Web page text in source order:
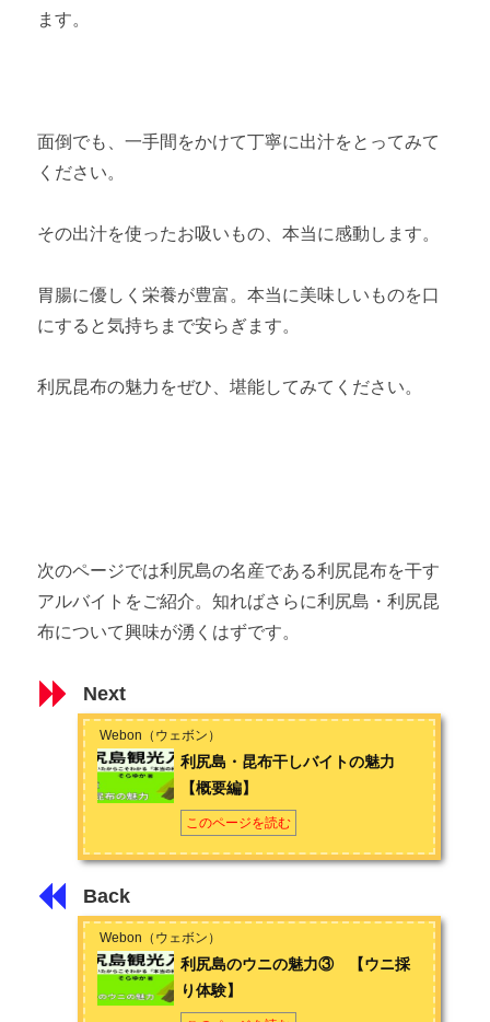
ます。
面倒でも、一手間をかけて丁寧に出汁をとってみて
ください。
その出汁を使ったお吸いもの、本当に感動します。
胃腸に優しく栄養が豊富。本当に美味しいものを口
にすると気持ちまで安らぎます。
利尻昆布の魅力をぜひ、堪能してみてください。
次のページでは利尻島の名産である利尻昆布を干す
アルバイトをご紹介。知ればさらに利尻島・利尻昆
布について興味が湧くはずです。
Next
Webon（ウェボン）
利尻島・昆布干しバイトの魅力
【概要編】
このページを読む
Back
Webon（ウェボン）
利尻島のウニの魅力③ 【ウニ採
り体験】